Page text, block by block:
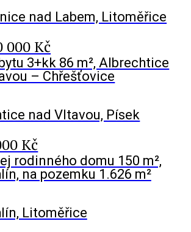
nad Labem, Litoměřice
000 Kč
3+kk 86 m², Albrechtice
– Chřešťovice
nad Vltavou, Písek
Kč
rodinného domu 150 m²,
na pozemku 1.626 m²
Litoměřice